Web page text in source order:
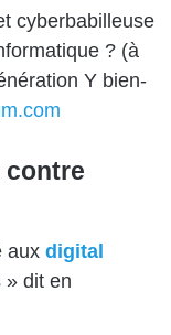
cyberbabilleuse
? (à
Y bien-
contre
aux digital
» dit en